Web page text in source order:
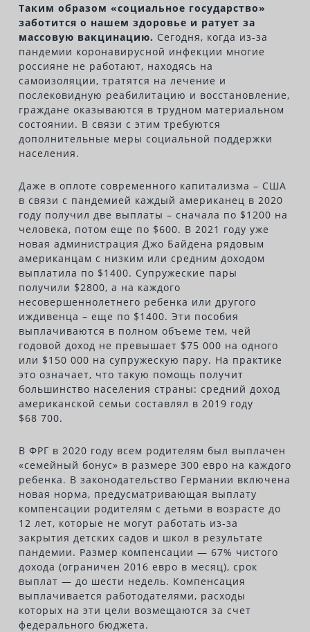
Таким образом «социальное государство»
заботится о нашем здоровье и ратует за
массовую вакцинацию. Сегодня, когда из-за
пандемии коронавирусной инфекции многие
россияне не работают, находясь на
самоизоляции, тратятся на лечение и
послековидную реабилитацию и восстановление,
граждане оказываются в трудном материальном
состоянии. В связи с этим требуются
дополнительные меры социальной поддержки
населения.
Даже в оплоте современного капитализма – США
в связи с пандемией каждый американец в 2020
году получил две выплаты – сначала по $1200 на
человека, потом еще по $600. В 2021 году уже
новая администрация Джo Байдена рядовым
американцам с низким или средним доходом
выплатила по $1400. Супружеские пары
получили $2800, а на каждого
несовершеннолетнего ребенка или другого
иждивенца – еще по $1400. Эти пособия
выплачиваются в полном объеме тем, чей
годовой доход не превышает $75 000 на одного
или $150 000 на супружескую пару. На практике
это означает, что такую помощь получит
большинство населения страны: средний доход
американской семьи составлял в 2019 году
$68 700.
В ФРГ в 2020 году всем родителям был выплачен
«семейный бонус» в размере 300 евро на каждого
ребенка. В законодательство Германии включена
новая норма, предусматривающая выплату
компенсации родителям с детьми в возрасте до
12 лет, которые не могут работать из-за
закрытия детских садов и школ в результате
пандемии. Размер компенсации — 67% чистого
дохода (ограничен 2016 евро в месяц), срок
выплат — до шести недель. Компенсация
выплачивается работодателями, расходы
которых на эти цели возмещаются за счет
федерального бюджета.